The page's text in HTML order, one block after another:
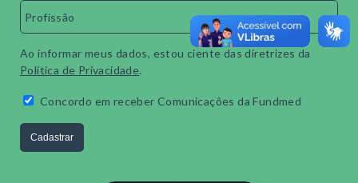
Ao informar meus dados, estou ciente das diretrizes da
Política de Privacidade.
Concordo em receber Comunicações da Fundmed